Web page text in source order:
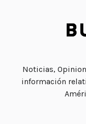
Noticias,
información